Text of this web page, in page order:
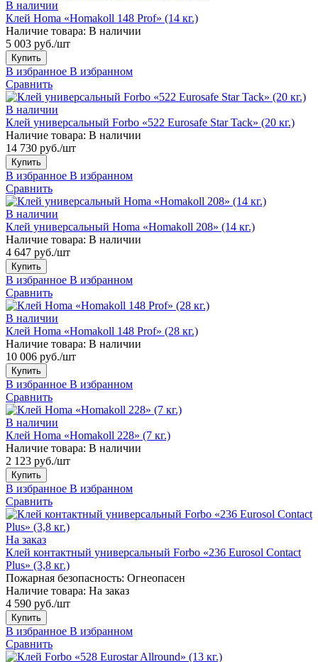
В наличии
Клей Homa «Homakoll 148 Prof» (14 кг.)
Наличие товара: В наличии
5 003 руб./шт
Купить
В избранное В избранном
Сравнить
В наличии
Клей универсальный Forbo «522 Eurosafe Star Tack» (20 кг.)
Наличие товара: В наличии
14 730 руб./шт
Купить
В избранное В избранном
Сравнить
В наличии
Клей универсальный Homa «Homakoll 208» (14 кг.)
Наличие товара: В наличии
4 647 руб./шт
Купить
В избранное В избранном
Сравнить
В наличии
Клей Homa «Homakoll 148 Prof» (28 кг.)
Наличие товара: В наличии
10 006 руб./шт
Купить
В избранное В избранном
Сравнить
В наличии
Клей Homa «Homakoll 228» (7 кг.)
Наличие товара: В наличии
2 123 руб./шт
Купить
В избранное В избранном
Сравнить
На заказ
Клей контактный универсальный Forbo «236 Eurosol Contact
Plus» (3,8 кг.)
Пожарная безопасность: Огнеопасен
Наличие товара: На заказ
4 590 руб./шт
Купить
В избранное В избранном
Сравнить